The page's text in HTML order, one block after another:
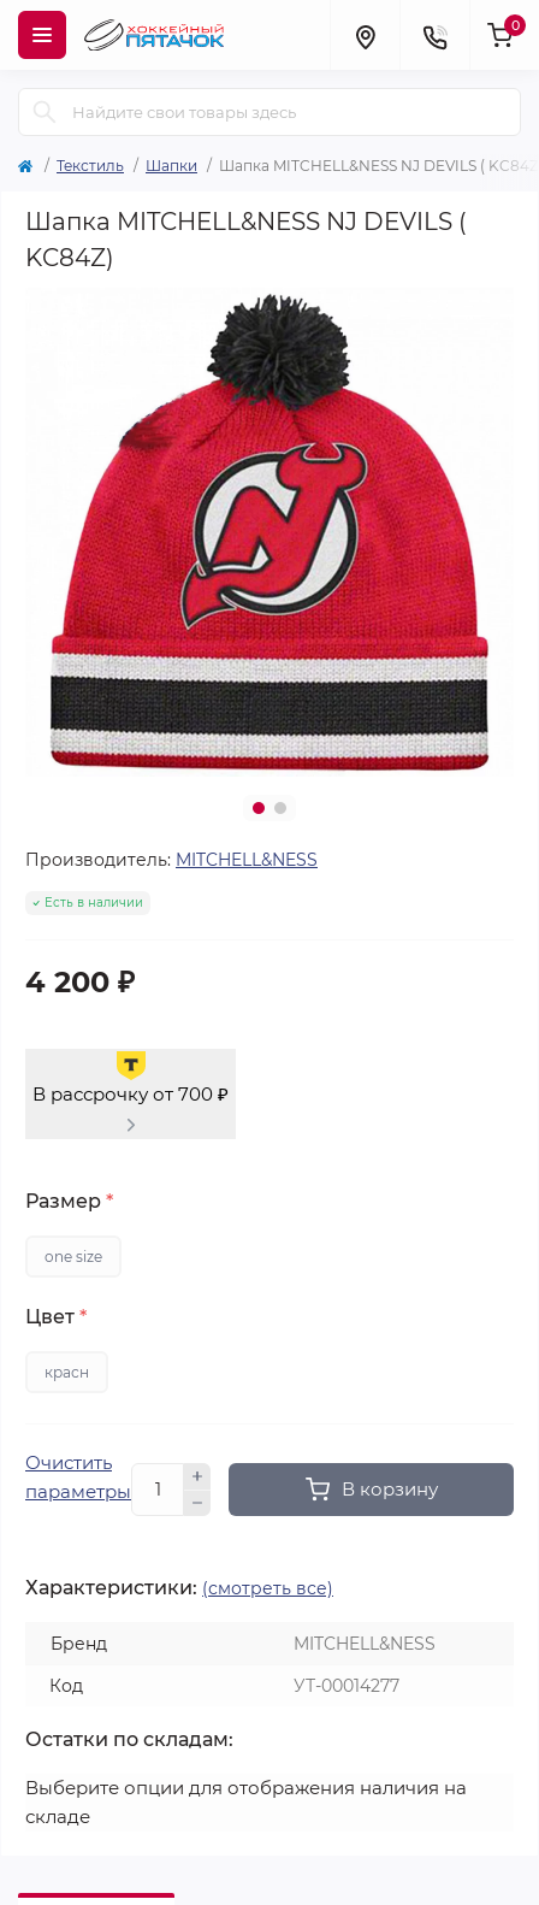
0
Текстиль Шапки Шапка MITCHELL&NESS NJ DEVILS (
Шапка MITCHELL&NESS NJ DEVILS (
KC84Z)
Производитель: MITCHELL&NESS
Есть в наличии
4 200 ₽
В рассрочку от 700 ₽
Размер *
one size
Цвет *
красн
Очистить
параметры
В корзину
Характеристики: (смотреть все)
Бренд
MITCHELL&NESS
Код
УТ-00014277
Остатки по складам:
Выберите опции для отображения наличия на
складе